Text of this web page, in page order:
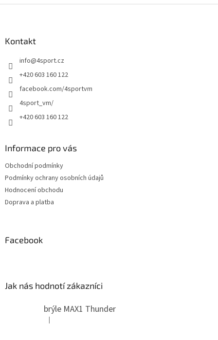
Kontakt
info@4sport.cz
+420 603 160 122
facebook.com/4sportvm
4sport_vm/
+420 603 160 122
Informace pro vás
Obchodní podmínky
Podmínky ochrany osobních údajů
Hodnocení obchodu
Doprava a platba
Facebook
Jak nás hodnotí zákazníci
brýle MAX1 Thunder
Hodnocení produktu je 5 z 5 hvězdiček.
|